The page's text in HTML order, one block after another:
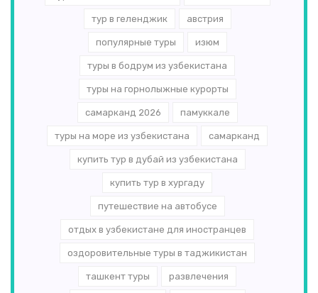
тур в геленджик австрия
популярные туры изюм
туры в бодрум из узбекистана
туры на горнолыжные курорты
самарканд 2026 памуккале
туры на море из узбекистана самарканд
купить тур в дубай из узбекистана
купить тур в хургаду
путешествие на автобусе
отдых в узбекистане для иностранцев
оздоровительные туры в таджикистан
ташкент туры развлечения